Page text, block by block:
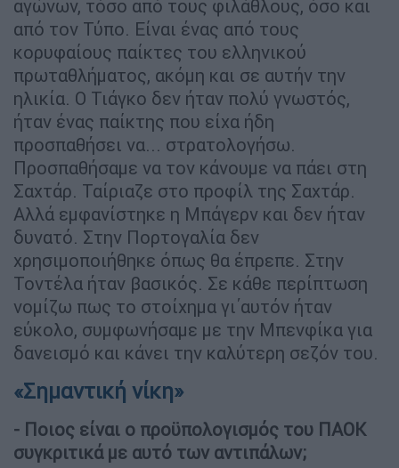
αγώνων, τόσο από τους φιλάθλους, όσο και
από τον Τύπο. Είναι ένας από τους
κορυφαίους παίκτες του ελληνικού
πρωταθλήματος, ακόμη και σε αυτήν την
ηλικία. Ο Τιάγκο δεν ήταν πολύ γνωστός,
ήταν ένας παίκτης που είχα ήδη
προσπαθήσει να... στρατολογήσω.
Προσπαθήσαμε να τον κάνουμε να πάει στη
Σαχτάρ. Ταίριαζε στο προφίλ της Σαχτάρ.
Αλλά εμφανίστηκε η Μπάγερν και δεν ήταν
δυνατό. Στην Πορτογαλία δεν
χρησιμοποιήθηκε όπως θα έπρεπε. Στην
Τοντέλα ήταν βασικός. Σε κάθε περίπτωση
νομίζω πως το στοίχημα γι΄αυτόν ήταν
εύκολο, συμφωνήσαμε με την Μπενφίκα για
δανεισμό και κάνει την καλύτερη σεζόν του.
«Σημαντική νίκη»
- Ποιος είναι ο προϋπολογισμός του ΠΑΟΚ
συγκριτικά με αυτό των αντιπάλων;